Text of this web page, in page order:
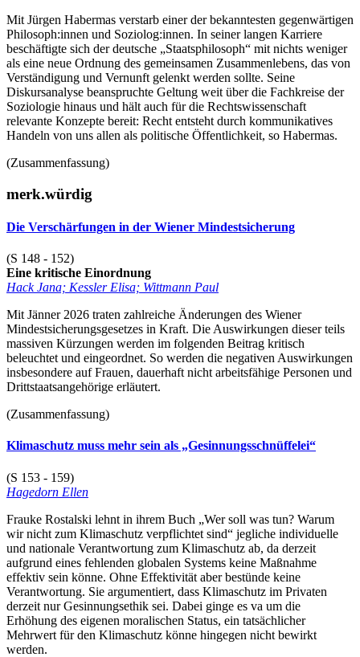
Mit Jürgen Habermas verstarb einer der bekanntesten gegenwärtigen
Philosoph:innen und Soziolog:innen. In seiner langen Karriere
beschäftigte sich der deutsche „Staatsphilosoph“ mit nichts weniger
als eine neue Ordnung des gemeinsamen Zusammenlebens, das von
Verständigung und Vernunft gelenkt werden sollte. Seine
Diskursanalyse beanspruchte Geltung weit über die Fachkreise der
Soziologie hinaus und hält auch für die Rechtswissenschaft
relevante Konzepte bereit: Recht entsteht durch kommunikatives
Handeln von uns allen als politische Öffentlichkeit, so Habermas.
(Zusammenfassung)
merk.würdig
Die Verschärfungen in der Wiener Mindestsicherung
(S 148 - 152)
Eine kritische Einordnung
Hack Jana; Kessler Elisa; Wittmann Paul
Mit Jänner 2026 traten zahlreiche Änderungen des Wiener
Mindestsicherungsgesetzes in Kraft. Die Auswirkungen dieser teils
massiven Kürzungen werden im folgenden Beitrag kritisch
beleuchtet und eingeordnet. So werden die negativen Auswirkungen
insbesondere auf Frauen, dauerhaft nicht arbeitsfähige Personen und
Drittstaatsangehörige erläutert.
(Zusammenfassung)
Klimaschutz muss mehr sein als „Gesinnungsschnüffelei“
(S 153 - 159)
Hagedorn Ellen
Frauke Rostalski lehnt in ihrem Buch „Wer soll was tun? Warum
wir nicht zum Klimaschutz verpflichtet sind“ jegliche individuelle
und nationale Verantwortung zum Klimaschutz ab, da derzeit
aufgrund eines fehlenden globalen Systems keine Maßnahme
effektiv sein könne. Ohne Effektivität aber bestünde keine
Verantwortung. Sie argumentiert, dass Klimaschutz im Privaten
derzeit nur Gesinnungsethik sei. Dabei ginge es va um die
Erhöhung des eigenen moralischen Status, ein tatsächlicher
Mehrwert für den Klimaschutz könne hingegen nicht bewirkt
werden.